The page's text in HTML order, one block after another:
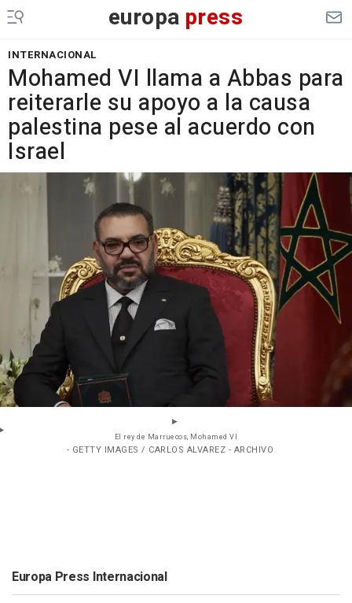
europa press
INTERNACIONAL
Mohamed VI llama a Abbas para
reiterarle su apoyo a la causa
palestina pese al acuerdo con
Israel
El rey de Marruecos, Mohamed VI
- GETTY IMAGES / CARLOS ALVAREZ - ARCHIVO
Europa Press Internacional